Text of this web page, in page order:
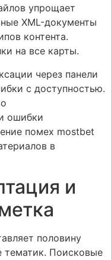
упрощает
XML-документы
контента.
на все карты.
через панели
с доступностью.
ошибки
помех mostbet
в
и
половину
тематик. Поисковые